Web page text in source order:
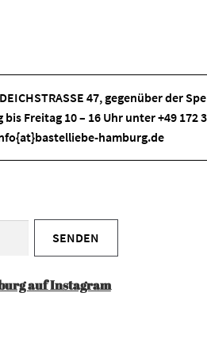
47, gegenüber der
Freitag 10 – 16 Uhr unter +49 172
hamburg.de
auf Instagram